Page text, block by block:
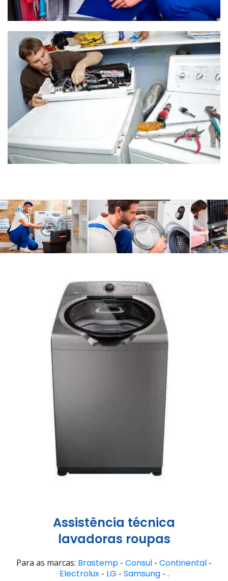
Assistência técnica
lavadoras roupas
Para as marcas: Brastemp - Consul - Continental -
Electrolux- LG - Samsung- .